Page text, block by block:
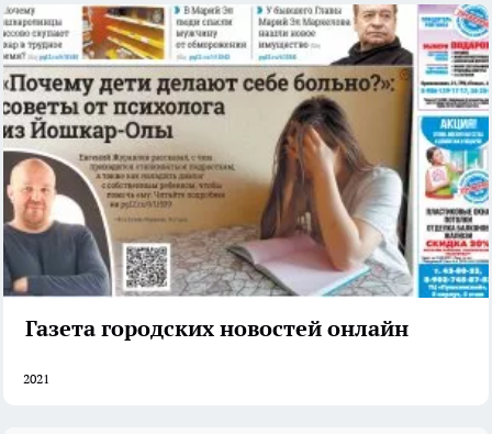
Газета городских новостей онлайн
2021